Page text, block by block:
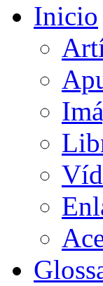
Inicio